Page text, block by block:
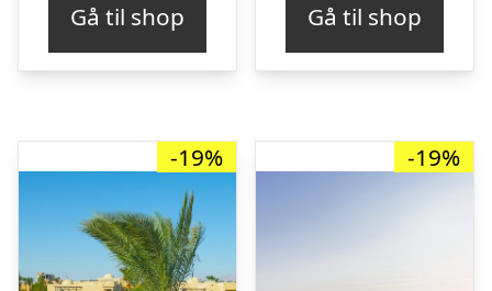
var:
kr. 3.915,49.kr. 3.115,00.
Gå til shop
var:
kr. 3.652,24.
Gå til shop
-19% -19%